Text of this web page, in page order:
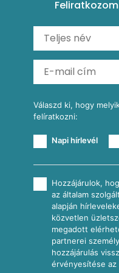
Carbonara
Shakshuka
Ratatouille
Mexikói húsleves
Almás-kéksajtos
Köretek
Reggeli receptek
Válaszd ki, hogy
felíratkozni:
Napi hírlevél
Hozzájárulok,
az általam
alapján
közvetlen
megadott
partnerei
hozzájárulás
érvényesítése az